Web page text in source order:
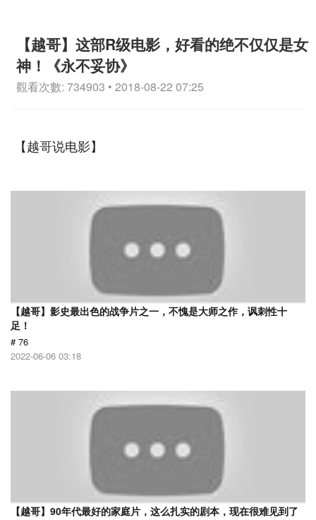
【越哥】这部R级电影，好看的绝不仅仅是女
神！《永不妥协》
觀看次數: 734903 • 2018-08-22 07:25
【越哥说电影】
【越哥】影史最出色的战争片之一，不愧是大师之作，讽刺性十
足！
# 76
2022-06-06 03:18
【越哥】90年代最好的家庭片，这么扎实的剧本，现在很难见到了